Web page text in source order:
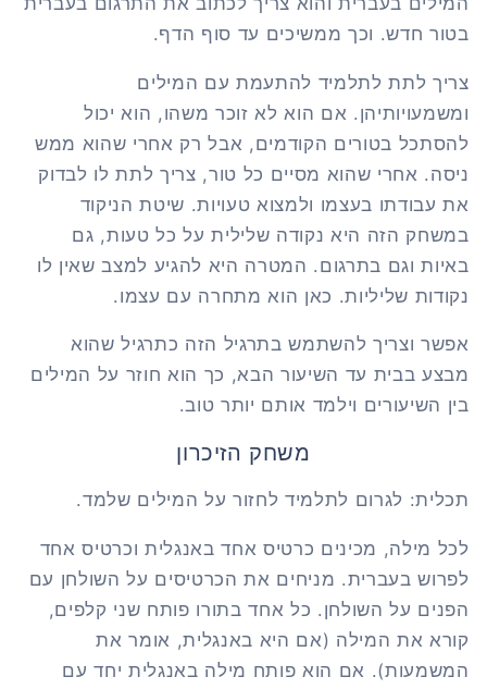
בטור חדש. וכך ממשיכים עד סוף הדף.
צריך לתת לתלמיד להתעמת עם המילים
ומשמעויותיהן. אם הוא לא זוכר משהו, הוא יכול
להסתכל בטורים הקודמים, אבל רק אחרי שהוא ממש
ניסה. אחרי שהוא מסיים כל טור, צריך לתת לו לבדוק
את עבודתו בעצמו ולמצוא טעויות. שיטת הניקוד
במשחק הזה היא נקודה שלילית על כל טעות, גם
באיות וגם בתרגום. המטרה היא להגיע למצב שאין לו
נקודות שליליות. כאן הוא מתחרה עם עצמו.
אפשר וצריך להשתמש בתרגיל הזה כתרגיל שהוא
מבצע בבית עד השיעור הבא, כך הוא חוזר על המילים
בין השיעורים וילמד אותם יותר טוב.
משחק הזיכרון
תכלית: לגרום לתלמיד לחזור על המילים שלמד.
לכל מילה, מכינים כרטיס אחד באנגלית וכרטיס אחד
לפרוש בעברית. מניחים את הכרטיסים על השולחן עם
הפנים על השולחן. כל אחד בתורו פותח שני קלפים,
קורא את המילה (אם היא באנגלית, אומר את
המשמעות). אם הוא פותח מילה באנגלית יחד עם